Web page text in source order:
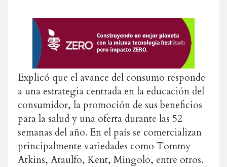
Explicó que el avance del consumo responde
a una estrategia centrada en la educación del
consumidor, la promoción de sus beneficios
para la salud y una oferta durante las 52
semanas del año. En el país se comercializan
principalmente variedades como Tommy
Atkins, Ataulfo, Kent, Mingolo, entre otros.